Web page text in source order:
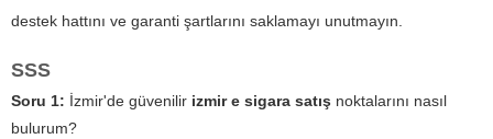
destek hattını ve garanti şartlarını saklamayı unutmayın.
SSS
Soru 1: İzmir'de güvenilir izmir e sigara satış noktalarını nasıl
bulurum?